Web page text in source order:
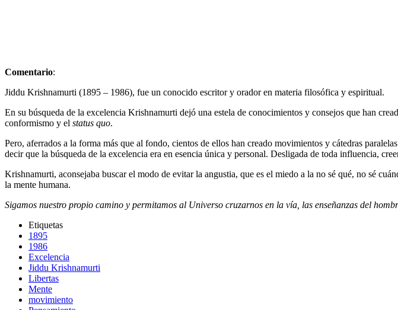
Comentario:
Jiddu Krishnamurti (1895 – 1986), fue un conocido escritor y orador en materia filosófica y espiritual.
En su búsqueda de la excelencia Krishnamurti dejó una estela de conocimientos y consejos que han
conformismo y el status quo.
Pero, aferrados a la forma más que al fondo, cientos de ellos han creado movimientos y cátedras
decir que la búsqueda de la excelencia era en esencia única y personal. Desligada de toda influencia,
Krishnamurti, aconsejaba buscar el modo de evitar la angustia, que es el miedo a la no sé qué, no sé
la mente humana.
Sigamos nuestro propio camino y permitamos al Universo cruzarnos en la vía, las enseñanzas del
Etiquetas
1895
1986
Excelencia
Jiddu Krishnamurti
Libertas
Mente
movimiento